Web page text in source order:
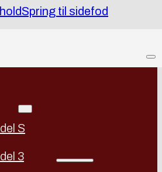
Spring til sidefod
S
3